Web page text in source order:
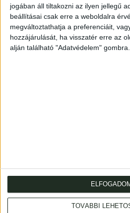
jogában áll tiltakozni az ilyen jellegű
beállításai csak erre a weboldalra
megváltoztathatja a preferenciáit,
hozzájárulását, ha visszatér erre az
alján található "Adatvédelem" gombra.
TOVÁBBI
Képméret: 24,5×36,5 cm
A lap széle vízfoltos, jó